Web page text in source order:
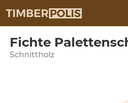
Fichte
Schnittholz